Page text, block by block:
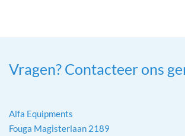
Vragen? Contacteer ons
Alfa Equipments
Fouga Magisterlaan 2189